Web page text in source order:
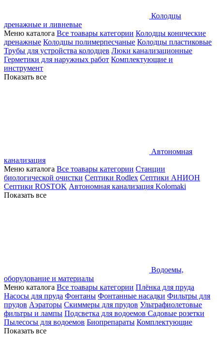
Колодцы
дренажные и ливневые
Меню каталога Все тоавары категории Колодцы конические
дренажные Колодцы полимерпесчаные Колодцы пластиковые
Трубы для устройства колодцев Люки канализационные
Герметики для наружных работ Комплектующие и
инструмент
Показать все
Автономная
канализация
Меню каталога Все тоавары категории Станции
биологической очистки Септики Rodlex Септики АНИОН
Септики ROSTOK Автономная канализация Kolomaki
Показать все
Водоемы,
оборудование и материалы
Меню каталога Все тоавары категории Плёнка для пруда
Насосы для пруда Фонтаны Фонтанные насадки Фильтры для
прудов Аэраторы Скиммеры для прудов Ультрафиолетовые
фильтры и лампы Подсветка для водоемов Садовые розетки
Пылесосы для водоемов Биопрепараты Комплектующие
Показать все